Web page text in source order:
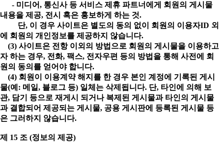
- 미디어, 통신사 등 서비스 제휴 파트너에게 회원의 게시물
내용을 제공, 전시 혹은 홍보하게 하는 것.
단, 이 경우 사이트은 별도의 동의 없이 회원의 이용자ID 외
에 회원의 개인정보를 제공하지 않습니다.
(3) 사이트은 전항 이외의 방법으로 회원의 게시물을 이용하고
자 하는 경우, 전화, 팩스, 전자우편 등의 방법을 통해 사전에 회
원의 동의를 얻어야 합니다.
(4) 회원이 이용계약 해지를 한 경우 본인 계정에 기록된 게시
물(예: 메일, 블로그 등) 일체는 삭제됩니다. 단, 타인에 의해 보
관, 담기 등으로 재게시 되거나 복제된 게시물과 타인의 게시물
과 결합되어 제공되는 게시물, 공용 게시판에 등록된 게시물 등
은 그러하지 않습니다.
제 15 조 (정보의 제공)